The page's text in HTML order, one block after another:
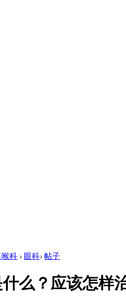
科 › 眼科› 帖子
么？应该怎样